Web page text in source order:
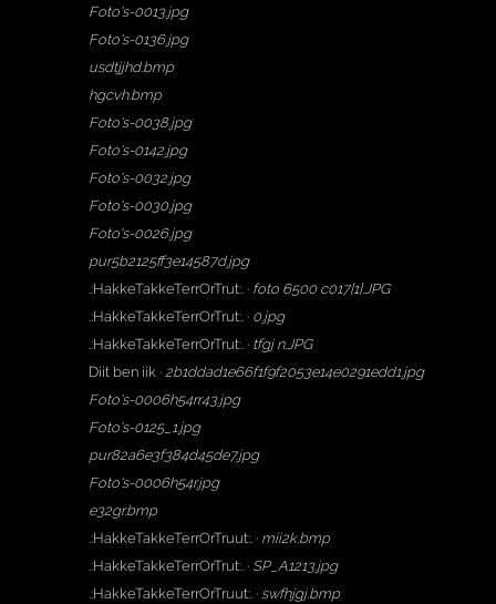
Foto's-0013.jpg
Foto's-0136.jpg
usdtjjhd.bmp
hgcvh.bmp
Foto's-0038.jpg
Foto's-0142.jpg
Foto's-0032.jpg
Foto's-0030.jpg
Foto's-0026.jpg
pur5b2125ff3e14587d.jpg
.:HakkeTakkeTerrOrTrut:. · foto 6500 c017[1].JPG
.:HakkeTakkeTerrOrTrut:. · 0.jpg
.:HakkeTakkeTerrOrTrut:. · tfgj n.JPG
Diit ben iik · 2b1ddad1e66f1f9f2053e14e0291edd1.jpg
Foto's-0006h54rr43.jpg
Foto's-0125_1.jpg
pur82a6e3f384d45de7.jpg
Foto's-0006h54r.jpg
e32gr.bmp
.:HakkeTakkeTerrOrTruut:. · mii2k.bmp
.:HakkeTakkeTerrOrTrut:. · SP_A1213.jpg
.:HakkeTakkeTerrOrTruut:. · swfhjgj.bmp